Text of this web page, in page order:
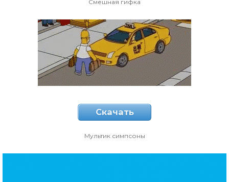
Смешная гифка
Скачать
Мультик симпсоны